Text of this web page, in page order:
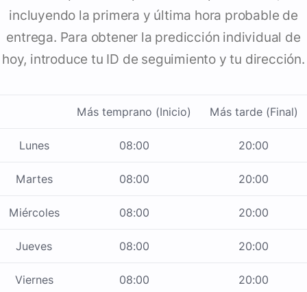
incluyendo la primera y última hora probable de
entrega. Para obtener la predicción individual de
hoy, introduce tu ID de seguimiento y tu dirección.
Más temprano (Inicio) Más tarde (Final)
Lunes 08:00 20:00
Martes 08:00 20:00
Miércoles 08:00 20:00
Jueves 08:00 20:00
Viernes 08:00 20:00